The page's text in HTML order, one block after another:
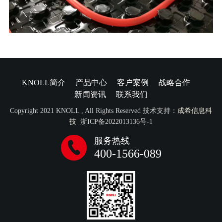
KNOLL简介 产品中心 客户案例
战略合作
新闻资讯
联系我们
Copyright 2021 KNOLL , All Rights Reserved 技术支持： 成希信息科
技 浙ICP备2022013136号-1
服务热线
400-1566-089